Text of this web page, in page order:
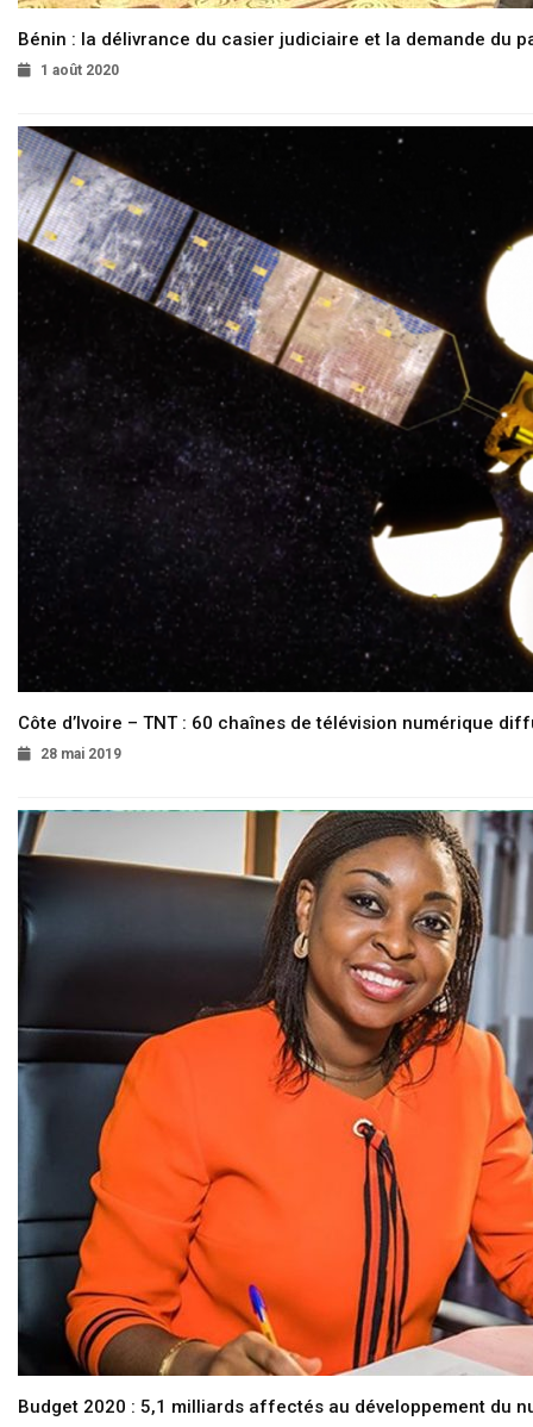
Bénin : la délivrance du casier judiciaire et la demande du
1 août 2020
Côte d’Ivoire – TNT : 60 chaînes de télévision numérique
28 mai 2019
Budget 2020 : 5,1 milliards affectés au développement du